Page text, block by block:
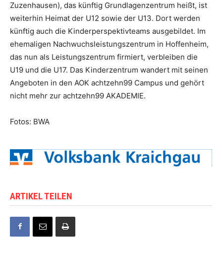
Zuzenhausen), das künftig Grundlagenzentrum heißt, ist
weiterhin Heimat der U12 sowie der U13. Dort werden
künftig auch die Kinderperspektivteams ausgebildet. Im
ehemaligen Nachwuchsleistungszentrum in Hoffenheim,
das nun als Leistungszentrum firmiert, verbleiben die
U19 und die U17. Das Kinderzentrum wandert mit seinen
Angeboten in den AOK achtzehn99 Campus und gehört
nicht mehr zur achtzehn99 AKADEMIE.
Fotos: BWA
ARTIKEL TEILEN